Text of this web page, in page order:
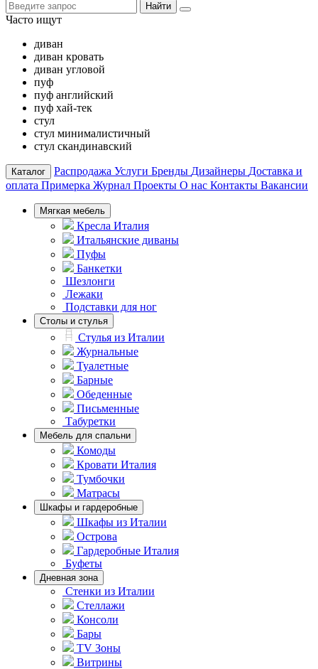
Найти
Часто ищут
диван
диван кровать
диван угловой
пуф
пуф английский
пуф хай-тек
стул
стул минималистичный
стул скандинавский
Каталог Распродажа Услуги Бренды Дизайнеры Доставка и
оплата Примерка Журнал Проекты О нас Контакты Вакансии
Мягкая мебель
Кресла Италия
Итальянские диваны
Пуфы
Банкетки
Шезлонги
Лежаки
Подставки для ног
Столы и стулья
Стулья из Италии
Журнальные
Туалетные
Барные
Обеденные
Письменные
Табуретки
Мебель для спальни
Комоды
Кровати Италия
Тумбочки
Матрасы
Шкафы и гардеробные
Шкафы из Италии
Острова
Гардеробные Италия
Буфеты
Дневная зона
Стенки из Италии
Стеллажи
Консоли
Бары
TV Зоны
Витрины